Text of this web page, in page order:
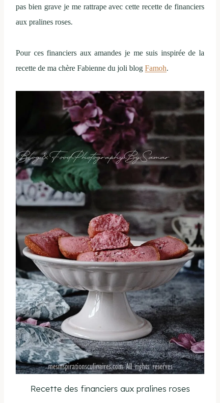
pas bien grave je me rattrape avec cette recette de financiers
aux pralines roses.
Pour ces financiers aux amandes je me suis inspirée de la
recette de ma chère Fabienne du joli blog Famoh.
Recette des financiers aux pralines roses